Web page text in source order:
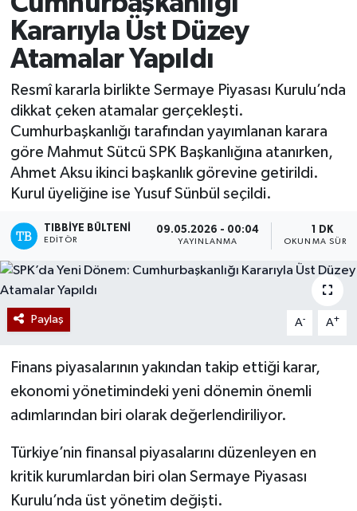
Kararıyla Üst Düzey
Atamalar Yapıldı
Resmî kararla birlikte Sermaye Piyasası Kurulu’nda
dikkat çeken atamalar gerçekleşti.
Cumhurbaşkanlığı tarafından yayımlanan karara
göre Mahmut Sütcü SPK Başkanlığına atanırken,
Ahmet Aksu ikinci başkanlık görevine getirildi.
Kurul üyeliğine ise Yusuf Sünbül seçildi.
TIBBIYE BÜLTENI
EDITÖR
09.05.2026 - 00:04
YAYINLANMA
1 DK
OKUNMA
Paylaş A- A+
Finans piyasalarının yakından takip ettiği karar,
ekonomi yönetimindeki yeni dönemin önemli
adımlarından biri olarak değerlendiriliyor.
Türkiye’nin finansal piyasalarını düzenleyen en
kritik kurumlardan biri olan Sermaye Piyasası
Kurulu’nda üst yönetim değişti.
Yazarlar